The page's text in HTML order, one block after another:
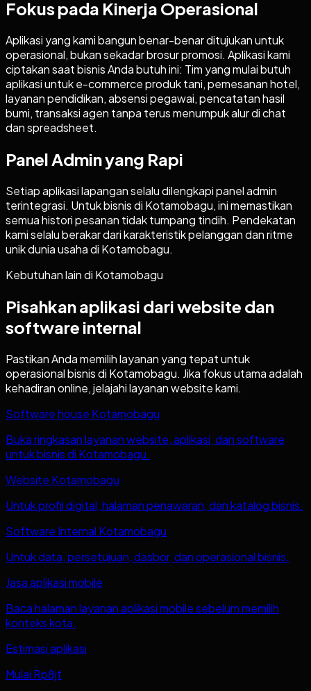
Fokus pada Kinerja Operasional
Aplikasi yang kami bangun benar-benar ditujukan untuk
operasional, bukan sekadar brosur promosi. Aplikasi kami
ciptakan saat bisnis Anda butuh ini: Tim yang mulai butuh
aplikasi untuk e-commerce produk tani, pemesanan hotel,
layanan pendidikan, absensi pegawai, pencatatan hasil
bumi, transaksi agen tanpa terus menumpuk alur di chat
dan spreadsheet.
Panel Admin yang Rapi
Setiap aplikasi lapangan selalu dilengkapi panel admin
terintegrasi. Untuk bisnis di Kotamobagu, ini memastikan
semua histori pesanan tidak tumpang tindih. Pendekatan
kami selalu berakar dari karakteristik pelanggan dan ritme
unik dunia usaha di Kotamobagu.
Kebutuhan lain di Kotamobagu
Pisahkan aplikasi dari website dan
software internal
Pastikan Anda memilih layanan yang tepat untuk
operasional bisnis di Kotamobagu. Jika fokus utama adalah
kehadiran online, jelajahi layanan website kami.
Software house Kotamobagu
Buka ringkasan layanan website, aplikasi, dan software
untuk bisnis di Kotamobagu.
Website Kotamobagu
Untuk profil digital, halaman penawaran, dan katalog bisnis.
Software Internal Kotamobagu
Untuk data, persetujuan, dasbor, dan operasional bisnis.
Jasa aplikasi mobile
Baca halaman layanan aplikasi mobile sebelum memilih
konteks kota.
Estimasi aplikasi
Mulai Rp8jt